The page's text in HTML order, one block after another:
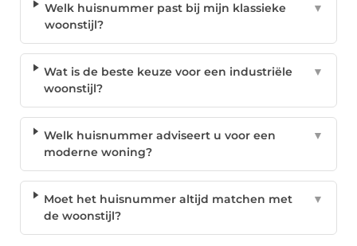
Welk huisnummer past bij mijn klassieke
woonstijl?
▼
Wat is de beste keuze voor een industriële
woonstijl?
▼
Welk huisnummer adviseert u voor een
moderne woning?
▼
Moet het huisnummer altijd matchen met
de woonstijl?
▼